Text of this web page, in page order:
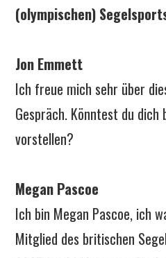
(olympischen)
Jon Emmett
Ich freue mich sehr über
Gespräch. Könntest du
vorstellen?
Megan Pascoe
Ich bin Megan Pascoe, ich
Mitglied des britischen